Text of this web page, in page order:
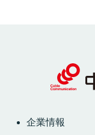
企業情報